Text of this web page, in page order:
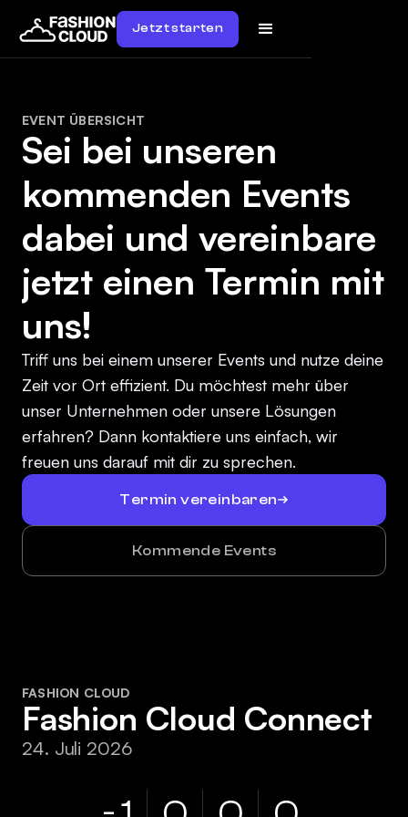
Jetzt starten
EVENT ÜBERSICHT
Sei bei unseren
kommenden Events
dabei und vereinbare
jetzt einen Termin mit
uns!
Triff uns bei einem unserer Events und nutze deine
Zeit vor Ort effizient. Du möchtest mehr über
unser Unternehmen oder unsere Lösungen
erfahren? Dann kontaktiere uns einfach, wir
freuen uns darauf mit dir zu sprechen.
Termin vereinbaren
Kommende Events
FASHION CLOUD
Fashion Cloud Connect
24. Juli 2026